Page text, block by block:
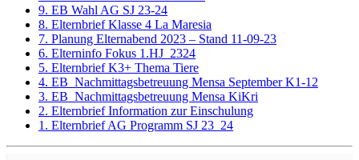
9. EB Wahl AG SJ 23-24
8. Elternbrief Klasse 4 La Maresia
7. Planung Elternabend 2023 – Stand 11-09-23
6. Elterninfo Fokus 1.HJ_2324
5. Elternbrief K3+ Thema Tiere
4. EB_Nachmittagsbetreuung Mensa September K1-12
3. EB_Nachmittagsbetreuung Mensa KiKri
2. Elternbrief Information zur Einschulung
1. Elternbrief AG Programm SJ 23_24